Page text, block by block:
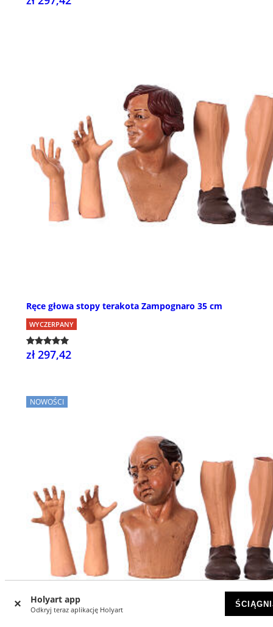
Holyart app
Odkryj teraz aplikację Holyart
Ręce głowa stopy terakota Zampognaro 35 cm
WYCZERPANY
zł 297,42
NOWOŚCI